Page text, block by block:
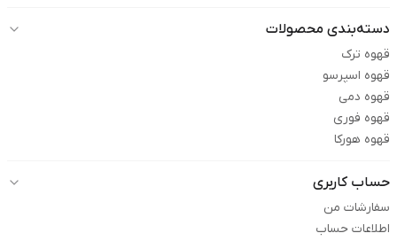
دسته‌بندی محصولات
قهوه ترک
قهوه اسپرسو
قهوه دمی
قهوه فوری
قهوه هورکا
حساب کاربری
سفارشات من
اطلاعات حساب